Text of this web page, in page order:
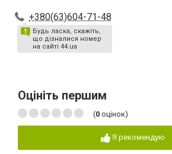
+380(63)604-71-48
Будь ласка, скажіть,
що дізналися номер
на сайті 44.ua
Оцініть першим
(0 оцінок)
Я рекомендую